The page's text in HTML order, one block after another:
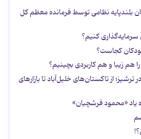
بلندپایه نظامی توسط فرمانده معظم کل
سرمایه‌گذاری کنیم؟
کجاست؟
زیبا و هم کاربردی بچینیم؟
از تاکستان‌های خلیل‌آباد تا بازارهای
یاد «محمود فرشچیان»